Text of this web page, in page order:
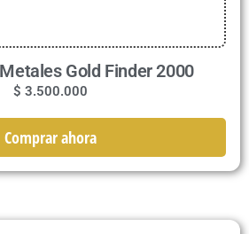
Gold Finder 2000
$ 3.500.000
Comprar ahora